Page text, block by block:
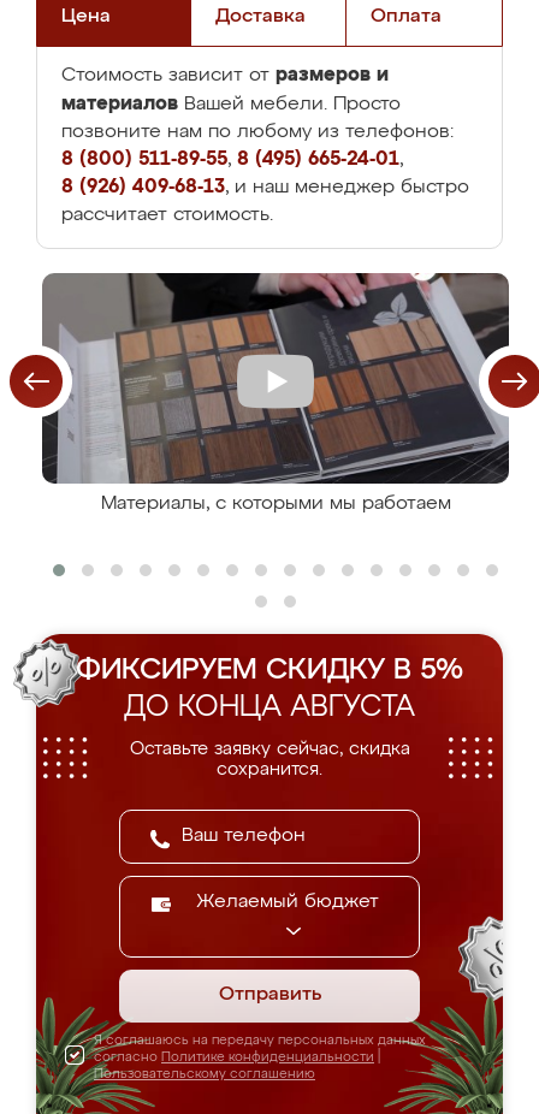
Цена Доставка Оплата
Стоимость зависит от размеров и
материалов Вашей мебели. Просто
позвоните нам по любому из телефонов:
8 (800) 511-89-55, 8 (495) 665-24-01,
8 (926) 409-68-13, и наш менеджер быстро
рассчитает стоимость.
Материалы, с которыми мы работаем
ФИКСИРУЕМ СКИДКУ В 5%
ДО КОНЦА АВГУСТА
Оставьте заявку сейчас, скидка
сохранится.
Желаемый бюджет
Отправить
Я соглашаюсь на передачу персональных данных
согласно Политике конфиденциальности
Пользовательскому соглашению